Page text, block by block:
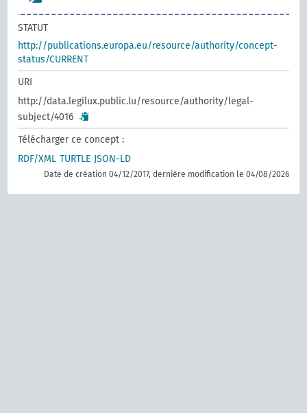
STATUT
http://publications.europa.eu/resource/authority/concept-
status/CURRENT
URI
http://data.legilux.public.lu/resource/authority/legal-
subject/4016
Télécharger ce concept :
RDF/XML TURTLE JSON-LD
Date de création 04/12/2017, dernière modification le 04/08/2026